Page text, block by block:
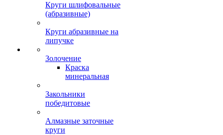
Круги шлифовальные
(абразивные)
Круги абразивные на
липучке
Золочение
Краска
минеральная
Закольники
победитовые
Алмазные заточные
круги